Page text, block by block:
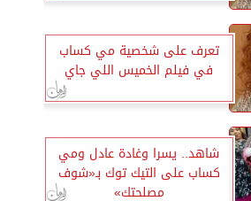
تعرف على شخصية مي كساب
في فيلم الخميس اللي جاي
شاهد.. يسرا وغادة عادل ومي
كساب على التيك توك بـ«شوف
مصلحتك»